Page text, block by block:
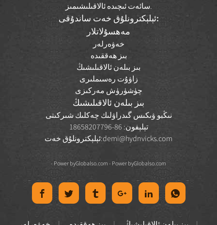
سائەت ئىچىدە ئالاقىلىشىمىز.
ئېلېكترونلۇق خەت ساندۇقى:
مەھسۇلاتلار
خەۋەرلەر
بىز ھەققىدە
بىز بىلەن ئالاقىلىشىڭ
زاۋۇت رەسىملىرى
چۈشۈرۈش مەركىزى
بىز بىلەن ئالاقىلىشىڭ
نىڭبو ۋىكىس گىدراۋلىك چەكلىك شىركىتى
تېلېفون: 86-18658207796
ئېلېكترونلۇق خەت:demi@hydnvicks.com
- Power byGlobalso.com - Power byGlobalso.com